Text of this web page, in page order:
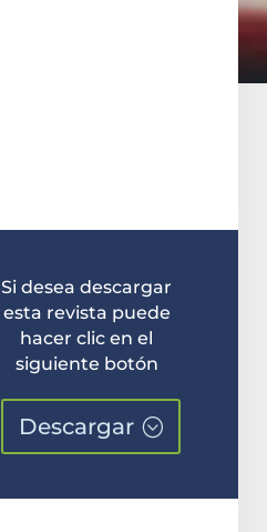
Si desea descargar
esta revista puede
hacer clic en el
siguiente botón
Descargar